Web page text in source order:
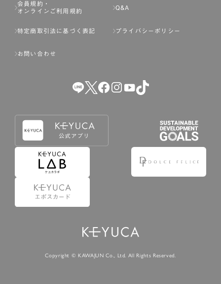
のいずれかの事由に該当する場合は、その登録を拒否し、
または事前に通知することなく一旦なされた登録を取り消
いる場合。
（5） その他、本規約または個別規定に違反した場合。
4.会員登録が取り消された場合においても、当該会員は、
弊社とのお取引等により既に発生した支払義務等の取引上
の義務および本規約上の義務の履行責任を免れないものと
します。
5.仮登録とは、ケユカが提供するアプリ等でサービスを利
用するための簡易的な会員登録（以下「仮登録」といいま
6.仮登録をすることで、第9条のポイント付与を受けるこ
7.仮登録状態はポイントの利用は行えず、第3条1項の通り
会員規約・
オンラインご利用規約
Q&A
特定商取引法に基づく表記 プライバシーポリシー
お問い合わせ
Copyright © KAWAJUN Co., Ltd. All Rights Reserved.